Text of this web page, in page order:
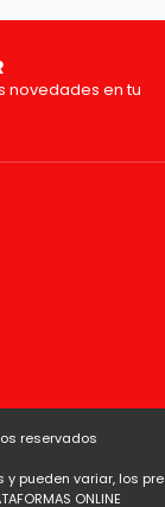
novedades en tu
reservados
pueden variar, los
ONLINE